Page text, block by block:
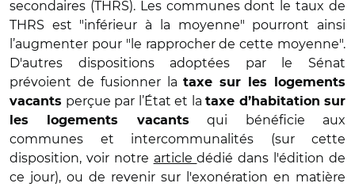
secondaires (THRS). Les communes dont le taux de
THRS est "inférieur à la moyenne" pourront ainsi
l’augmenter pour "le rapprocher de cette moyenne".
D'autres dispositions adoptées par le Sénat
prévoient de fusionner lataxe sur les logements
vacants perçue par l’État et la taxe d’habitation sur
les logements vacants
qui bénéficie aux
communes et intercommunalités (sur cette
disposition, voir notre articledédié dans l'édition de
ce jour), ou de revenir sur l'exonération en matière